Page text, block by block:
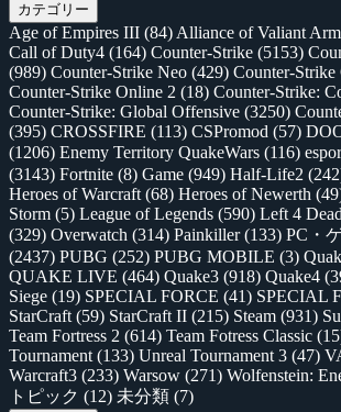
カテゴリー
Age of Empires III (84) Alliance of Valiant
Call of Duty4 (164) Counter-Strike (5153)
(989) Counter-Strike Neo (429) Counter-Strike
Counter-Strike Online 2 (18) Counter-Strike:
Counter-Strike: Global Offensive (3250)
(395) CROSSFIRE (113) CSPromod (57)
(1206) Enemy Territory QuakeWars (116)
(3143) Fortnite (8) Game (949) Half-Life2
Heroes of Warcraft (68) Heroes of Newerth
Storm (5) League of Legends (590) Left 4 Dead
(329) Overwatch (314) Painkiller(133) PC・
(2437) PUBG (252) PUBG MOBILE (3)
QUAKE LIVE (464) Quake3 (918) Quake4
Siege (19) SPECIAL FORCE (41) SPECIAL
StarCraft (59) StarCraft II (215) Steam (931)
Team Fortress 2 (614) Team Fotress Classic
Tournament (133) Unreal Tournament 3 (47)
Warcraft3 (233) Warsow (271) Wolfenstein:
トピック (12) 未分類 (7)